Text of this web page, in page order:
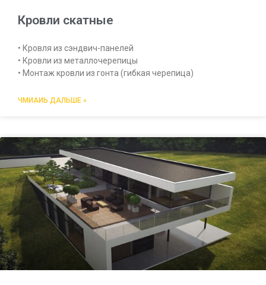
Кровли скатные
• Кровля из сэндвич-панелей
• Кровли из металлочерепицы
• Монтаж кровли из гонта (гибкая черепица)
ЧМИАИЬ ДАЛЬШЕ »